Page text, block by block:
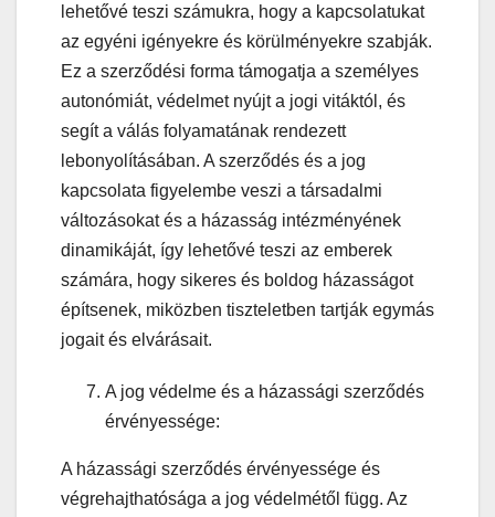
lehetővé teszi számukra, hogy a kapcsolatukat
az egyéni igényekre és körülményekre szabják.
Ez a szerződési forma támogatja a személyes
autonómiát, védelmet nyújt a jogi vitáktól, és
segít a válás folyamatának rendezett
lebonyolításában. A szerződés és a jog
kapcsolata figyelembe veszi a társadalmi
változásokat és a házasság intézményének
dinamikáját, így lehetővé teszi az emberek
számára, hogy sikeres és boldog házasságot
építsenek, miközben tiszteletben tartják egymás
jogait és elvárásait.
A jog védelme és a házassági szerződés
érvényessége:
A házassági szerződés érvényessége és
végrehajthatósága a jog védelmétől függ. Az